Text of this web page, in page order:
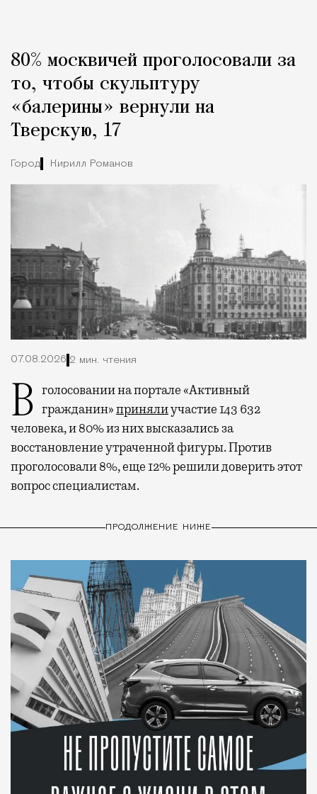
80% москвичей проголосовали за
то, чтобы скульптуру
«балерины» вернули на
Тверскую, 17
Город Кирилл Романов
07.08.2026 2 мин. чтения
В голосовании на портале «Активный гражданин»принялиучастие 143 632
человека, и 80% из них высказались за
восстановление утраченной фигуры. Против
проголосовали 8%, еще 12% решили доверить этот
вопрос специалистам.
ПРОДОЛЖЕНИЕ НИЖЕ